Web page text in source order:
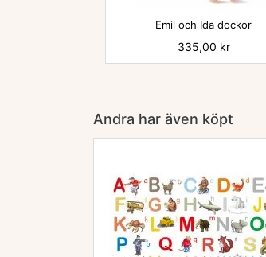

Emil och Ida dockor
Pris
335,00 kr
Andra har även köpt